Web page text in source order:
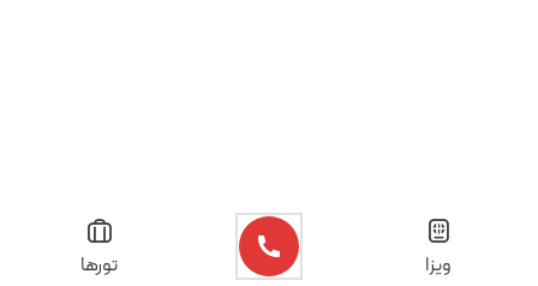
ویزا تورها